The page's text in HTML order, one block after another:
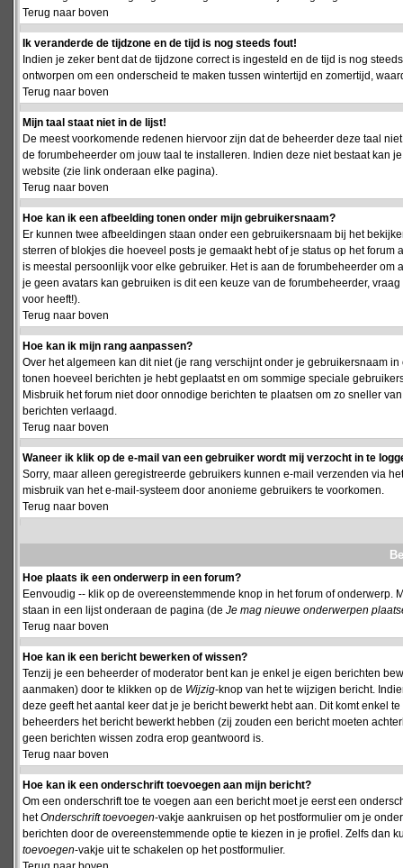
Terug naar boven
Ik veranderde de tijdzone en de tijd is nog steeds fout!
Indien je zeker bent dat de tijdzone correct is ingesteld en de tijd is nog
ontworpen om een onderscheid te maken tussen wintertijd en zomertijd,
Terug naar boven
Mijn taal staat niet in de lijst!
De meest voorkomende redenen hiervoor zijn dat de beheerder deze taal
de forumbeheerder om jouw taal te installeren. Indien deze niet bestaat kan
website (zie link onderaan elke pagina).
Terug naar boven
Hoe kan ik een afbeelding tonen onder mijn gebruikersnaam?
Er kunnen twee afbeeldingen staan onder een gebruikersnaam bij het
sterren of blokjes die hoeveel posts je gemaakt hebt of je status op het
is meestal persoonlijk voor elke gebruiker. Het is aan de forumbeheerder
je geen avatars kan gebruiken is dit een keuze van de forumbeheerder,
voor heeft!).
Terug naar boven
Hoe kan ik mijn rang aanpassen?
Over het algemeen kan dit niet (je rang verschijnt onder je gebruikersnaam
tonen hoeveel berichten je hebt geplaatst en om sommige speciale
Misbruik het forum niet door onnodige berichten te plaatsen om zo sneller
berichten verlaagd.
Terug naar boven
Waneer ik klik op de e-mail van een gebruiker wordt mij verzocht in te
Sorry, maar alleen geregistreerde gebruikers kunnen e-mail verzenden via
misbruik van het e-mail-systeem door anonieme gebruikers te voorkomen.
Terug naar boven
Hoe plaats ik een onderwerp in een forum?
Eenvoudig -- klik op de overeenstemmende knop in het forum of
staan in een lijst onderaan de pagina (de Je mag nieuwe onderwerpen
Terug naar boven
Hoe kan ik een bericht bewerken of wissen?
Tenzij je een beheerder of moderator bent kan je enkel je eigen berichten
aanmaken) door te klikken op de Wijzig-knop van het te wijzigen bericht.
deze geeft het aantal keer dat je je bericht bewerkt hebt aan. Dit komt enkel
beheerders het bericht bewerkt hebben (zij zouden een bericht moeten
geen berichten wissen zodra erop geantwoord is.
Terug naar boven
Hoe kan ik een onderschrift toevoegen aan mijn bericht?
Om een onderschrift toe te voegen aan een bericht moet je eerst een
hetOnderschrift toevoegen-vakje aankruisen op het postformulier om je
berichten door de overeenstemmende optie te kiezen in je profiel. Zelfs dan
toevoegen-vakje uit te schakelen op het postformulier.